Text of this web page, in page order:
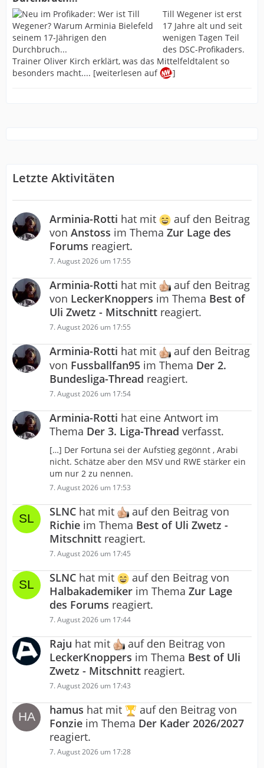
Till Wegener ist erst
17 Jahre alt und seit
wenigen Tagen Teil
des DSC-Profikaders.
Trainer Oliver Kirch erklärt, was das Mittelfeldtalent so
besonders macht.... [weiterlesen auf
]
Letzte Aktivitäten
Arminia-Rotti hat mit
auf den Beitrag
von Anstoss im Thema Zur Lage des
Forums reagiert.
7. August 2026 um 17:55
Arminia-Rotti hat mit
auf den Beitrag
von LeckerKnoppers im Thema Best of
Uli Zwetz - Mitschnitt reagiert.
7. August 2026 um 17:55
Arminia-Rotti hat mit
auf den Beitrag
von Fussballfan95 im Thema Der 2.
Bundesliga-Thread reagiert.
7. August 2026 um 17:54
Arminia-Rotti hat eine Antwort im
Thema Der 3. Liga-Thread verfasst.
[…] Der Fortuna sei der Aufstieg gegönnt , Arabi
nicht. Schätze aber den MSV und RWE stärker ein
um nur 2 zu nennen.
7. August 2026 um 17:53
SLNC hat mit
auf den Beitrag von
Richie im Thema Best of Uli Zwetz -
Mitschnitt reagiert.
7. August 2026 um 17:45
SLNC hat mit
auf den Beitrag von
Halbakademiker im Thema Zur Lage
des Forums reagiert.
7. August 2026 um 17:44
Raju hat mit
auf den Beitrag von
LeckerKnoppers im Thema Best of Uli
Zwetz - Mitschnitt reagiert.
7. August 2026 um 17:43
hamus hat mit
auf den Beitrag von
Fonzie im Thema Der Kader 2026/2027
reagiert.
7. August 2026 um 17:28